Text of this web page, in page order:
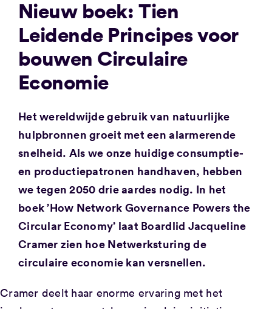
Nieuw boek: Tien
Leidende Principes voor
bouwen Circulaire
Economie
Het wereldwijde gebruik van natuurlijke
hulpbronnen groeit met een alarmerende
snelheid. Als we onze huidige consumptie-
en productiepatronen handhaven, hebben
we tegen 2050 drie aardes nodig. In het
boek ’How Network Governance Powers the
Circular Economy’ laat Boardlid Jacqueline
Cramer zien hoe Netwerksturing de
circulaire economie kan versnellen.
Cramer deelt haar enorme ervaring met het